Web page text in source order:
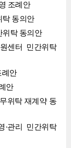
조례안
탁 동의안
위탁 동의안
센터 민간위탁
례안
안
위탁 재계약 동
·관리 민간위탁